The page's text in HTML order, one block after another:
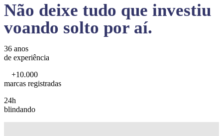
Não deixe tudo que investiu
voando solto por aí.
36 anos
de experiência
+10.000
marcas registradas
24h
blindando